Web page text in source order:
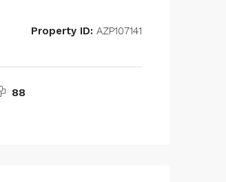
Property ID: AZP107141
88